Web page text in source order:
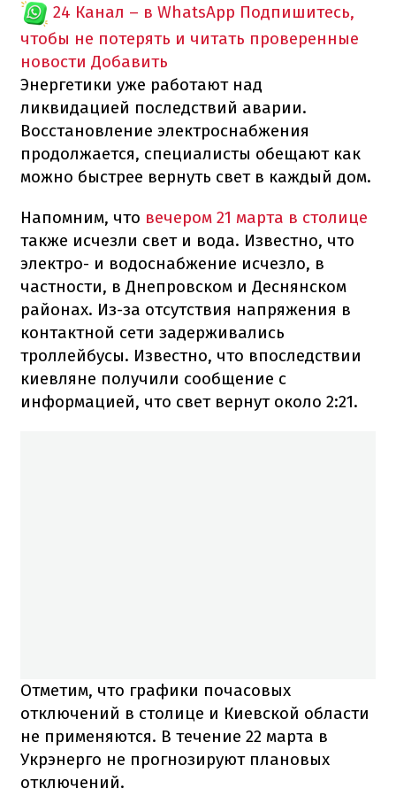
24 Канал – в WhatsApp Подпишитесь,
чтобы не потерять и читать проверенные
новости Добавить
Энергетики уже работают над
ликвидацией последствий аварии.
Восстановление электроснабжения
продолжается, специалисты обещают как
можно быстрее вернуть свет в каждый дом.
Напомним, что вечером 21 марта в столице
также исчезли свет и вода. Известно, что
электро- и водоснабжение исчезло, в
частности, в Днепровском и Деснянском
районах. Из-за отсутствия напряжения в
контактной сети задерживались
троллейбусы. Известно, что впоследствии
киевляне получили сообщение с
информацией, что свет вернут около 2:21.
Отметим, что графики почасовых
отключений в столице и Киевской области
не применяются. В течение 22 марта в
Укрэнерго не прогнозируют плановых
отключений.